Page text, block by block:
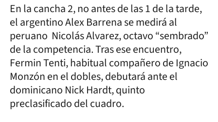
En la cancha 2, no antes de las 1 de la tarde,
el argentino Alex Barrena se medirá al
peruano Nicolás Alvarez, octavo “sembrado”
de la competencia. Tras ese encuentro,
Fermin Tenti, habitual compañero de Ignacio
Monzón en el dobles, debutará ante el
dominicano Nick Hardt, quinto
preclasificado del cuadro.